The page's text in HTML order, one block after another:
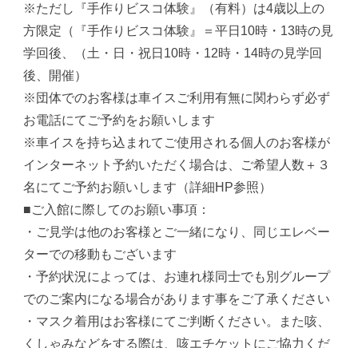
※ただし『手作りビスコ体験』（有料）は4歳以上の
方限定（『手作りビスコ体験』＝平日10時・13時の見
学回後、（土・日・祝日10時・12時・14時の見学回
後、開催）
※団体でのお客様は車イスご利用有無に関わらず必ず
お電話にてご予約をお願いします
※車イスを持ち込まれてご使用される個人のお客様が
インターネット予約いただく場合は、ご希望人数＋３
名にてご予約お願いします（詳細HP参照）
■ご入館に際してのお願い事項：
・ご見学は他のお客様とご一緒になり、同じエレベー
ターでの移動もございます
・予約状況によっては、お連れ様同士でも別グループ
でのご案内になる場合があります事をご了承ください
・マスク着用はお客様にてご判断ください。また咳、
くしゃみなどをする際は、咳エチケットにご協力くだ